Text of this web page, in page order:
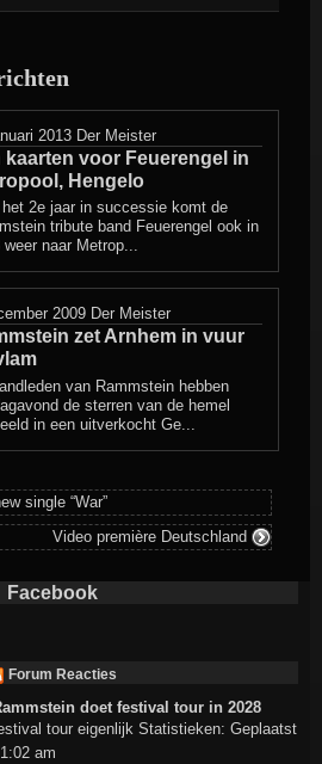
2013 Der Meister
kaarten voor Feuerengel in
Hengelo
het 2e jaar in successie komt de
tribute band Feuerengel ook in
weer naar Metrop...
2009 Der Meister
zet Arnhem in vuur
van Rammstein hebben
de sterren van de hemel
in een uitverkocht Ge...
single “War”
Video première Deutschland
Facebook
Forum Reacties
doet festival tour in 2028
tour eigenlijk Statistieken: Geplaatst
am